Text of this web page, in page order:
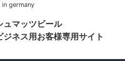
germany
ュマッツビール
ジネス用お客様専用サイト